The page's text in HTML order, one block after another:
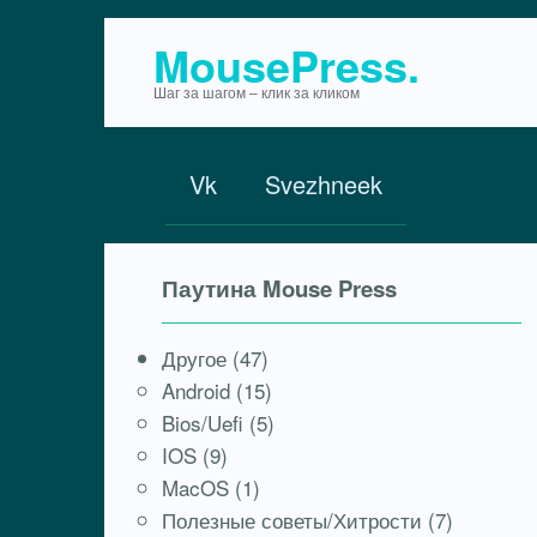
MousePress.
Шаг за шагом – клик за кликом
Vk Svezhneek
Паутина Mouse Press
Другое (47)
Android (15)
Bios/Uefi (5)
IOS (9)
MacOS (1)
Полезные советы/Хитрости (7)